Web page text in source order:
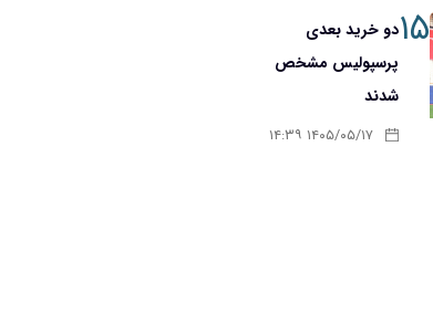
۱۵دو خرید بعدی
پرسپولیس مشخص
شدند
۱۴۰۵/۰۵/۱۷ ۱۴:۳۹